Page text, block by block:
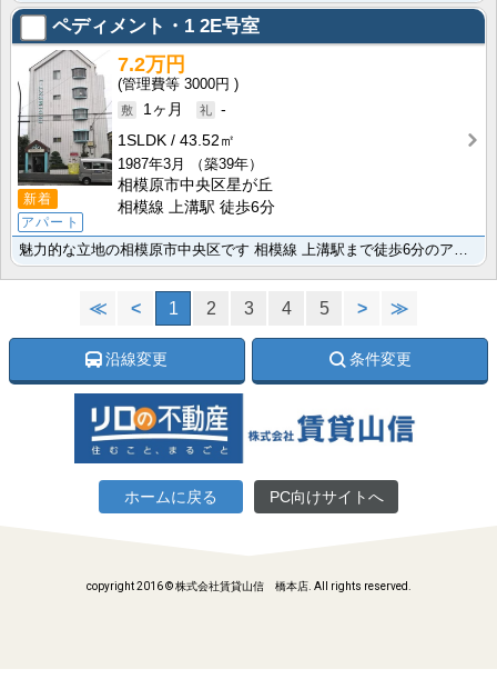
ペディメント・1 2E号室
新着
アパート
7.2万円
3000円
1ヶ月
-
1SLDK
43.52㎡
1987年3月
（築39年）
相模原市中央区星が丘
相模線 上溝駅 徒歩6分
魅力的な立地の相模原市中央区です 相模線 上溝駅まで徒歩6分のアパートに空きが出ました。素敵な1SL･･･
≪ < 1 2 3 4 5 > ≫
沿線変更 条件変更
ホームに戻る PC向けサイトへ
copyright 2016 © 株式会社賃貸山信 橋本店. All rights reserved.